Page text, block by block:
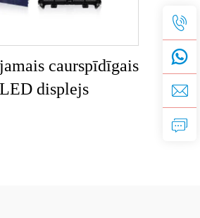
caurspīdīgais
LED displejs